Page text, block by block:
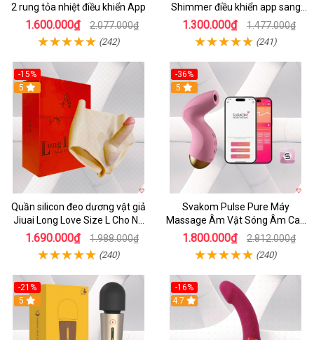
2 rung tỏa nhiệt điều khiển App
1.600.000₫ 2.077.000₫
(242)
Shimmer điều khiển app sang
trọng chất lượng
1.300.000₫ 1.477.000₫
(241)
-15%
5
Quần silicon đeo dương vật giả
Jiuai Long Love Size L Cho Nữ
Đồng Tính
1.690.000₫ 1.988.000₫
(240)
-36%
5
Svakom Pulse Pure Máy
Massage Âm Vật Sóng Âm Cao
Cấp Điều Khiển App Đỉnh
1.800.000₫ 2.812.000₫
(240)
-21%
5
-16%
4.7